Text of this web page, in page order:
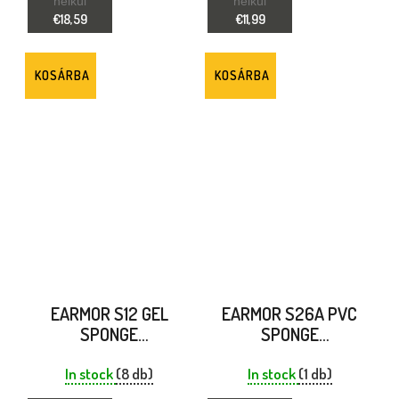
€18,59
KOSÁRBA
IMPACT SPORT
€11,99
KOSÁRBA
EARMOR S12 GEL
SPONGE
EARPADS WITH
In stock(8 db)
EARMOR S26A PVC
SPONGE
EARPADS FOR
In stock(1 db)